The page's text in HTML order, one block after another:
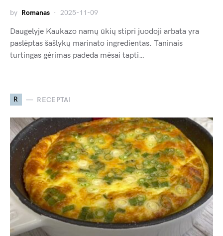
by Romanas 2025-11-09
Daugelyje Kaukazo namų ūkių stipri juodoji arbata yra
paslėptas šašlykų marinato ingredientas. Taninais
turtingas gėrimas padeda mėsai tapti…
R RECEPTAI